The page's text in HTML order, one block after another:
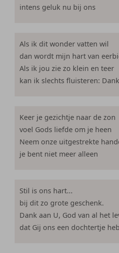
intens geluk nu bij ons
Als ik dit wonder vatten wil
dan wordt mijn hart van
Als ik jou zie zo klein en teer
kan ik slechts fluisteren:
Keer je gezichtje naar de zon
voel Gods liefde om je heen
Neem onze uitgestrekte
je bent niet meer alleen
Stil is ons hart...
bij dit zo grote geschenk.
Dank aan U, God van al het
dat Gij ons een dochtertje